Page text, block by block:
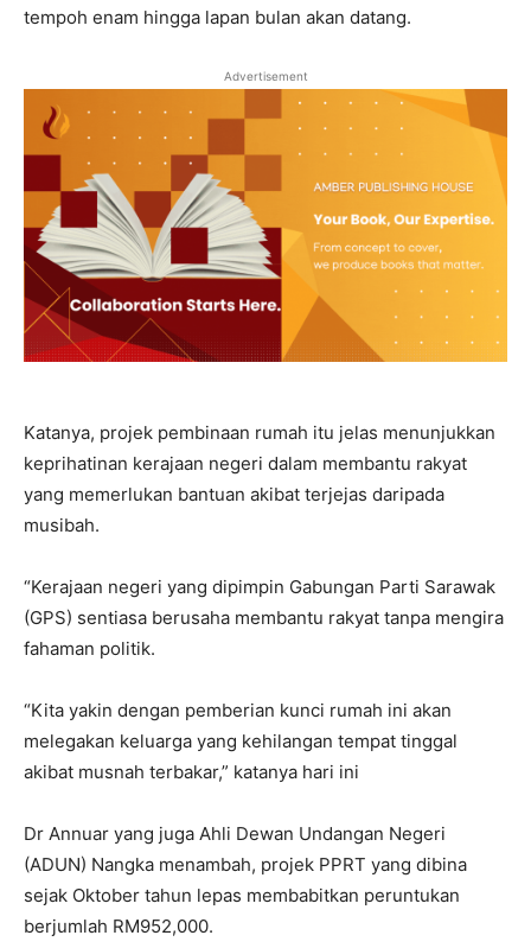
tempoh enam hingga lapan bulan akan datang.
Advertisement
Katanya, projek pembinaan rumah itu jelas menunjukkan
keprihatinan kerajaan negeri dalam membantu rakyat
yang memerlukan bantuan akibat terjejas daripada
musibah.
“Kerajaan negeri yang dipimpin Gabungan Parti Sarawak
(GPS) sentiasa berusaha membantu rakyat tanpa mengira
fahaman politik.
“Kita yakin dengan pemberian kunci rumah ini akan
melegakan keluarga yang kehilangan tempat tinggal
akibat musnah terbakar,” katanya hari ini
Dr Annuar yang juga Ahli Dewan Undangan Negeri
(ADUN) Nangka menambah, projek PPRT yang dibina
sejak Oktober tahun lepas membabitkan peruntukan
berjumlah RM952,000.